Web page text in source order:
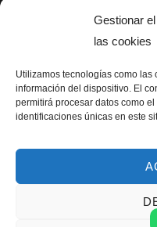
Gestionar
las cookies
Utilizamos tecnologías como
información del dispositivo. El
permitirá procesar datos como
identificaciones únicas en este
Nuestro Contacto
Barcelona, Valencia,
info@persianaseguridad.es
Teléfono: 644 719 588
Copyright © 2026 JG